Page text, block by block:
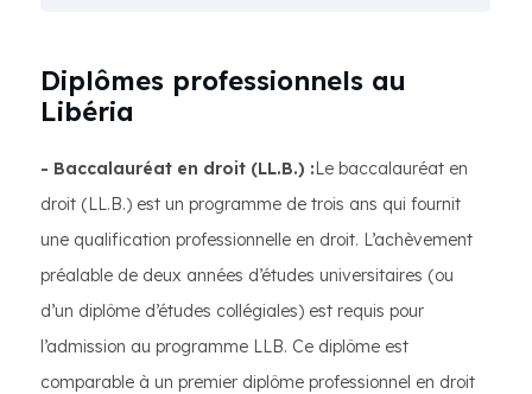
Diplômes professionnels au
Libéria
- Baccalauréat en droit (LL.B.) :Le baccalauréat en
droit (LL.B.) est un programme de trois ans qui fournit
une qualification professionnelle en droit. L’achèvement
préalable de deux années d’études universitaires (ou
d’un diplôme d’études collégiales) est requis pour
l’admission au programme LLB. Ce diplôme est
comparable à un premier diplôme professionnel en droit